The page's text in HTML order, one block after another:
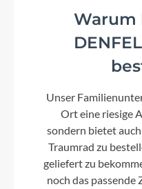
Shimano HG-
Warum
Unser
Ort eine riesige
sondern bietet
Traumrad zu
geliefert zu
noch das passende